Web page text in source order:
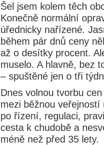
Šel jsem kolem těch
Konečně normální
úřednicky nařízené.
během pár dnů ceny
až o desítky procent.
muselo. A hlavně, bez
– spuštěné jen o tři
Dnes volnou tvorbu
mezi běžnou
po řízení, regulaci,
cesta k chudobě a
méně než před 35 lety.